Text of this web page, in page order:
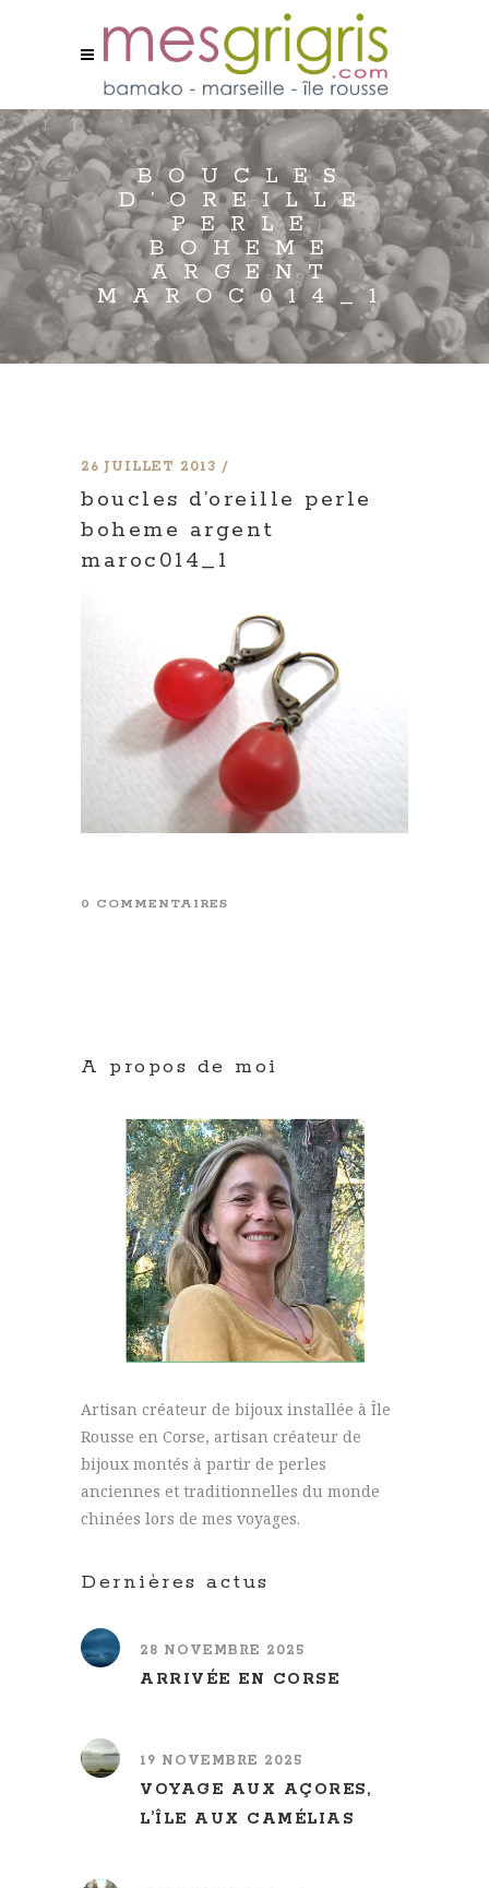
BOUCLES
D’OREILLE
PERLE
BOHEME
ARGENT
MAROC014_1
26 JUILLET 2013
boucles d’oreille perle
boheme argent
maroc014_1
0 COMMENTAIRES
A propos de moi
Artisan créateur de bijoux installée à Île
Rousse en Corse, artisan créateur de
bijoux montés à partir de perles
anciennes et traditionnelles du monde
chinées lors de mes voyages.
Dernières actus
28 NOVEMBRE 2025
ARRIVÉE EN CORSE
19 NOVEMBRE 2025
VOYAGE AUX AÇORES,
L’ÎLE AUX CAMÉLIAS